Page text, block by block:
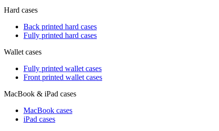
Hard cases
Back printed hard cases
Fully printed hard cases
Wallet cases
Fully printed wallet cases
Front printed wallet cases
MacBook & iPad cases
MacBook cases
iPad cases